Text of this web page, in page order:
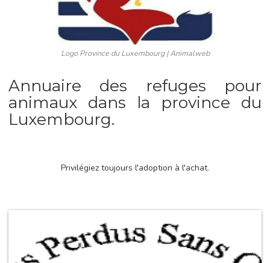
Logo Province du Luxembourg | Animalweb
Annuaire des refuges pour
animaux dans la province du
Luxembourg.
Privilégiez toujours l'adoption à l'achat.